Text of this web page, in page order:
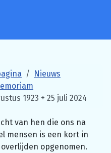
Nieuws
1923 + 25 juli 2024
van hen die ons na
mensen is een kort in
opgenomen.